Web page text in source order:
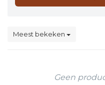
Meest bekeken
Geen